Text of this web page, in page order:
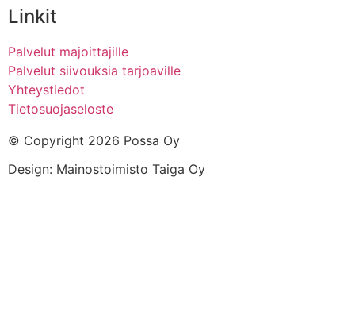
Linkit
Palvelut majoittajille
Palvelut siivouksia tarjoaville
Yhteystiedot
Tietosuojaseloste
© Copyright 2026 Possa Oy
Design: Mainostoimisto Taiga Oy